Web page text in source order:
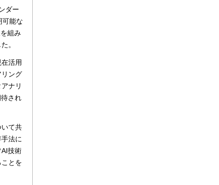
ダー
可能な
組み
。
活用
ング
ナリ
され
て共
法に
技術
とを